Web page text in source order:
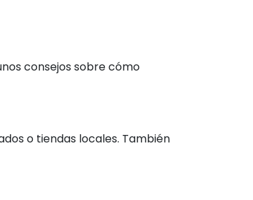
consejos sobre cómo
o tiendas locales. También